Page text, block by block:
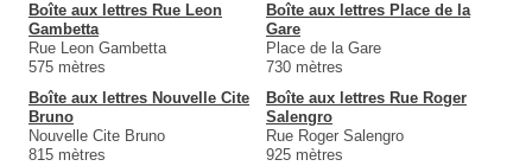
Boîte aux lettres Rue Leon
Gambetta
Rue Leon Gambetta
575 mètres
Boîte aux lettres Place de la
Gare
Place de la Gare
730 mètres
Boîte aux lettres Nouvelle Cite
Bruno
Nouvelle Cite Bruno
815 mètres
Boîte aux lettres Rue Roger
Salengro
Rue Roger Salengro
925 mètres